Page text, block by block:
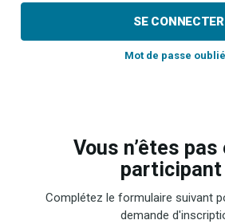
SE CONNECTER
Mot de passe
Vous n’êtes pas
participant
Complétez le formulaire suivant
demande